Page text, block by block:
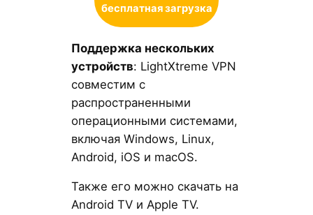
бесплатная загрузка
Поддержка нескольких
устройств: LightXtreme VPN
совместим с
распространенными
операционными системами,
включая Windows, Linux,
Android, iOS и macOS.
Также его можно скачать на
Android TV и Apple TV.